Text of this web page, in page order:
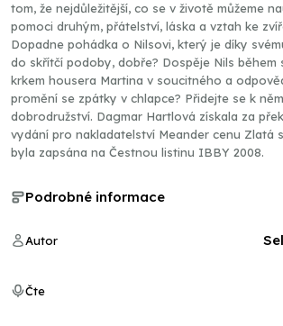
tom, že nejdůležitější, co se v životě můžeme
pomoci druhým, přátelství, láska a vztah ke
Dopadne pohádka o Nilsovi, který je díky
do skřítčí podoby, dobře? Dospěje Nils během
krkem housera Martina v soucitného a
promění se zpátky v chlapce? Přidejte se k
dobrodružství. Dagmar Hartlová získala za
vydání pro nakladatelství Meander cenu Zlatá
byla zapsána na Čestnou listinu IBBY 2008.
Podrobné informace
Autor
Čte